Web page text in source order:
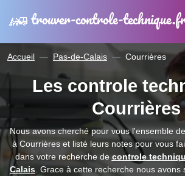
trouver-controle-
Accueil Pas-de-Calais Courrières
Les controle
Courrières
Nous avons cherché pour vous l'ensemble
à Courrières et listé leurs notes pour vous
dans votre recherche de controle
Calais . Grace à cette recherche nous